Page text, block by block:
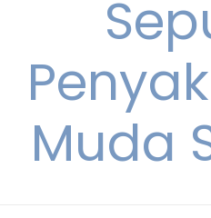
Muda